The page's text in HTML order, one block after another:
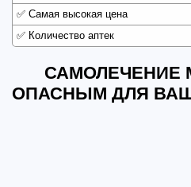
✅ Самая высокая цена
✅ Количество аптек
САМОЛЕЧЕНИЕ
ОПАСНЫМ ДЛЯ